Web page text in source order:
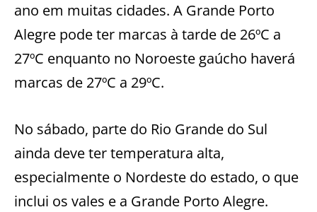
ano em muitas cidades. A Grande Porto
Alegre pode ter marcas à tarde de 26ºC a
27ºC enquanto no Noroeste gaúcho haverá
marcas de 27ºC a 29ºC.
No sábado, parte do Rio Grande do Sul
ainda deve ter temperatura alta,
especialmente o Nordeste do estado, o que
inclui os vales e a Grande Porto Alegre.